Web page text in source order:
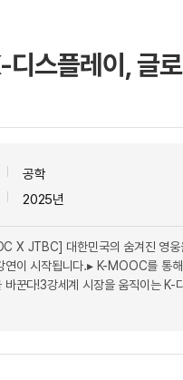
테마강의
스플레이, 글
공학
2025년
X JTBC] 대한민국의 숨겨진 영웅
연이 시작됩니다.▸ K-MOOC를 통
바꾼다!3강세계 시장을 움직이는